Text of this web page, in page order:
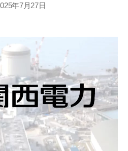
難
均
年
収
の
企
業
年7月27日